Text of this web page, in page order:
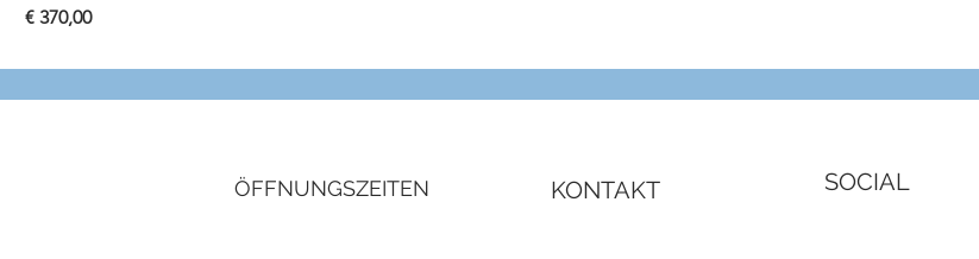
Preis
€ 370,00
ÖFFNUNGSZEITEN KONTAKT SOCIAL